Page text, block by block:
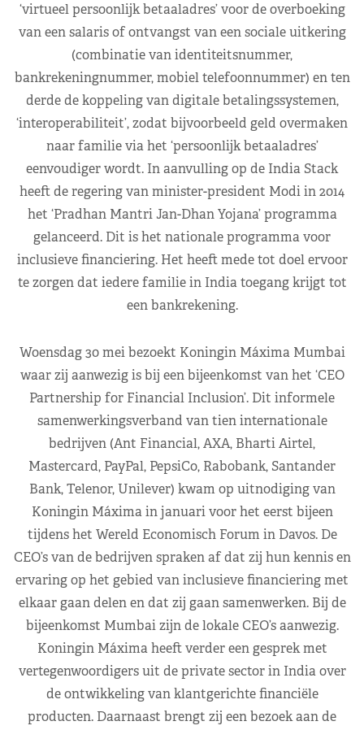
‘virtueel persoonlijk betaaladres’ voor de overboeking
van een salaris of ontvangst van een sociale uitkering
(combinatie van identiteitsnummer,
bankrekeningnummer, mobiel telefoonnummer) en ten
derde de koppeling van digitale betalingssystemen,
‘interoperabiliteit’, zodat bijvoorbeeld geld overmaken
naar familie via het ‘persoonlijk betaaladres’
eenvoudiger wordt. In aanvulling op de India Stack
heeft de regering van minister-president Modi in 2014
het ‘Pradhan Mantri Jan-Dhan Yojana’ programma
gelanceerd. Dit is het nationale programma voor
inclusieve financiering. Het heeft mede tot doel ervoor
te zorgen dat iedere familie in India toegang krijgt tot
een bankrekening.
Woensdag 30 mei bezoekt Koningin Máxima Mumbai
waar zij aanwezig is bij een bijeenkomst van het ‘CEO
Partnership for Financial Inclusion’. Dit informele
samenwerkingsverband van tien internationale
bedrijven (Ant Financial, AXA, Bharti Airtel,
Mastercard, PayPal, PepsiCo, Rabobank, Santander
Bank, Telenor, Unilever) kwam op uitnodiging van
Koningin Máxima in januari voor het eerst bijeen
tijdens het Wereld Economisch Forum in Davos. De
CEO’s van de bedrijven spraken af dat zij hun kennis en
ervaring op het gebied van inclusieve financiering met
elkaar gaan delen en dat zij gaan samenwerken. Bij de
bijeenkomst Mumbai zijn de lokale CEO’s aanwezig.
Koningin Máxima heeft verder een gesprek met
vertegenwoordigers uit de private sector in India over
de ontwikkeling van klantgerichte financiële
producten. Daarnaast brengt zij een bezoek aan de